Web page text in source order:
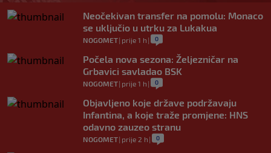
Neočekivan transfer na pomolu: Monaco
se uključio u utrku za Lukakua
NOGOMET| prije 1 h | 0
Počela nova sezona: Željezničar na
Grbavici savladao BSK
NOGOMET| prije 1 h | 0
Objavljeno koje države podržavaju
Infantina, a koje traže promjene: HNS
odavno zauzeo stranu
NOGOMET| prije 2 h | 0